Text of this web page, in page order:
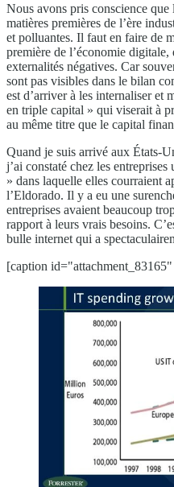
Nous avons pris conscience
matières premières de l’ère
et polluantes. Il faut en faire de
première de l’économie
externalités négatives. Car
sont pas visibles dans le bilan
est d’arriver à les internaliser et
en triple capital » qui viserait à
au même titre que le capital
Quand je suis arrivé aux États-
j’ai constaté chez les
» dans laquelle elles courraient
l’Eldorado. Il y a eu une
entreprises avaient beaucoup
rapport à leurs vrais besoins.
bulle internet qui a
[caption